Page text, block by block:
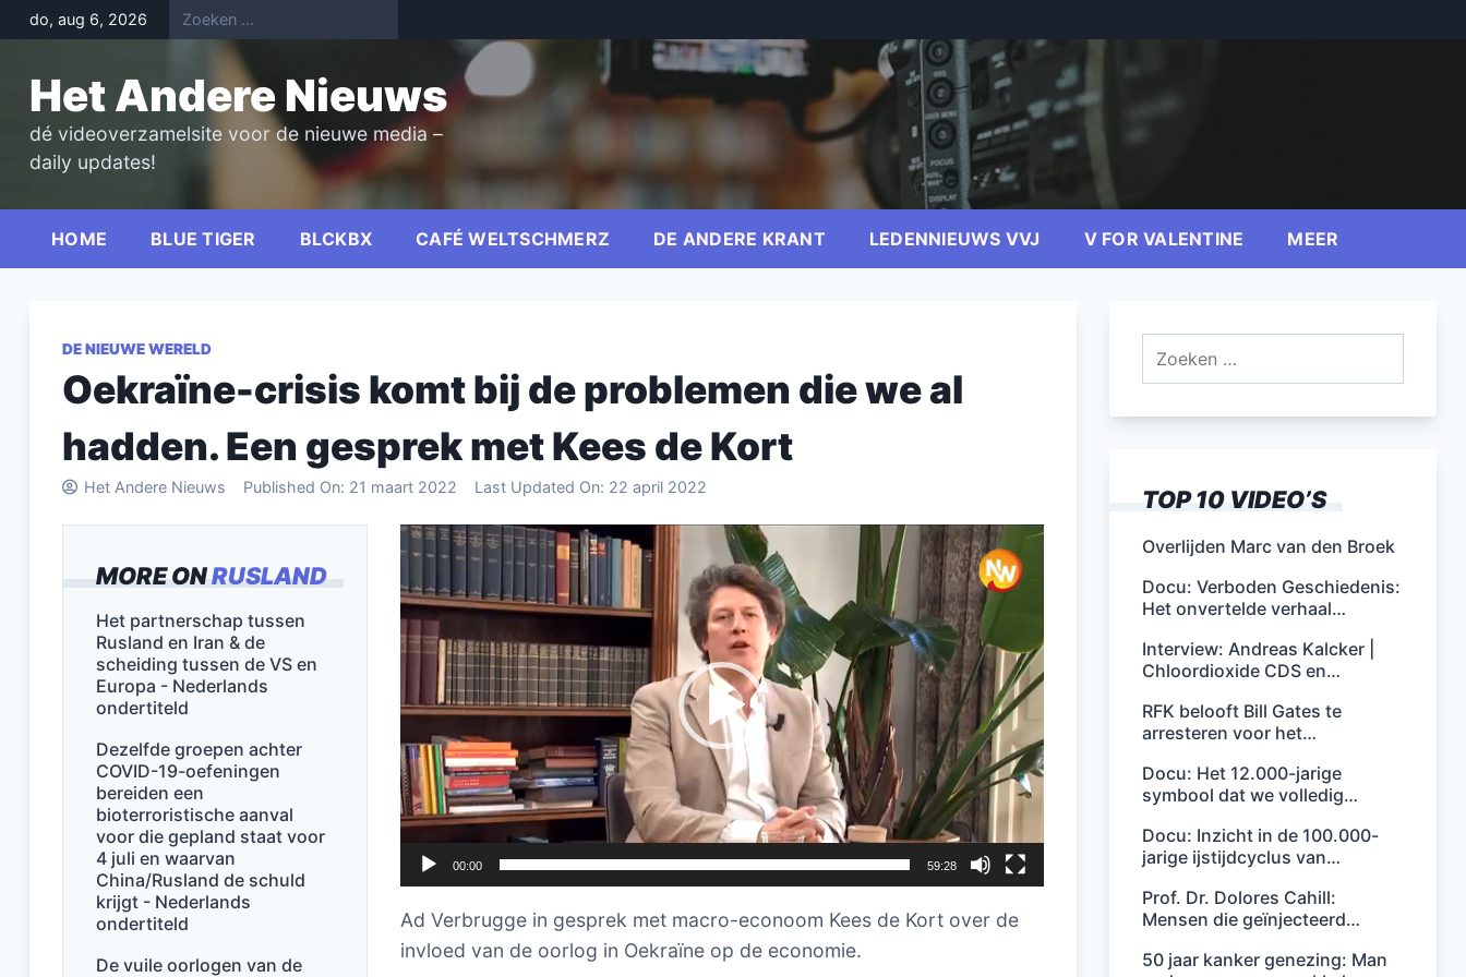
Skip
to
do, aug 6, 2026
Het Andere Nieuws
dé videoverzamelsite voor de nieuwe media –
daily updates!
HOME BLUE TIGER BLCKBX CAFÉ WELTSCHMERZ DE ANDERE KRANT LEDENNIEUWS VVJ V FOR VALENTINE MEER
DE NIEUWE WERELD
Oekraïne-crisis komt bij de problemen die we al
hadden. Een gesprek met Kees de Kort
Het Andere Nieuws Published On: 21 maart 2022 Last Updated On: 22 april 2022
MORE ONRUSLAND
Het partnerschap tussen
Rusland en Iran & de
scheiding tussen de VS en
Europa - Nederlands
ondertiteld
Dezelfde groepen achter
COVID-19-oefeningen
bereiden een
bioterroristische aanval
voor die gepland staat voor
4 juli en waarvan
China/Rusland de schuld
krijgt - Nederlands
ondertiteld
De vuile oorlogen van de
Videospeler
00:00 59:28
Ad Verbrugge in gesprek met macro-econoom Kees de Kort over de
invloed van de oorlog in Oekraïne op de economie.
TOP 10 VIDEO’S
Overlijden Marc van den Broek
Docu: Verboden Geschiedenis:
Het onvertelde verhaal…
Interview: Andreas Kalcker |
Chloordioxide CDS en…
RFK belooft Bill Gates te
arresteren voor het…
Docu: Het 12.000-jarige
symbool dat we volledig…
Docu: Inzicht in de 100.000-
jarige ijstijdcyclus van…
Prof. Dr. Dolores Cahill:
Mensen die geïnjecteerd…
50 jaar kanker genezing: Man